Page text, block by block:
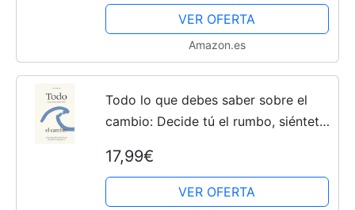
VER OFERTA
Amazon.es
Todo lo que debes saber sobre el
cambio: Decide tú el rumbo, siéntete
pierdas por el camino
17,99€
VER OFERTA